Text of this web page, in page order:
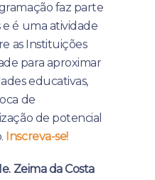
faz parte
e é uma atividade
as Instituições
para aproximar
educativas,
de
de potencial
Inscreva-se!
Zeima da Costa